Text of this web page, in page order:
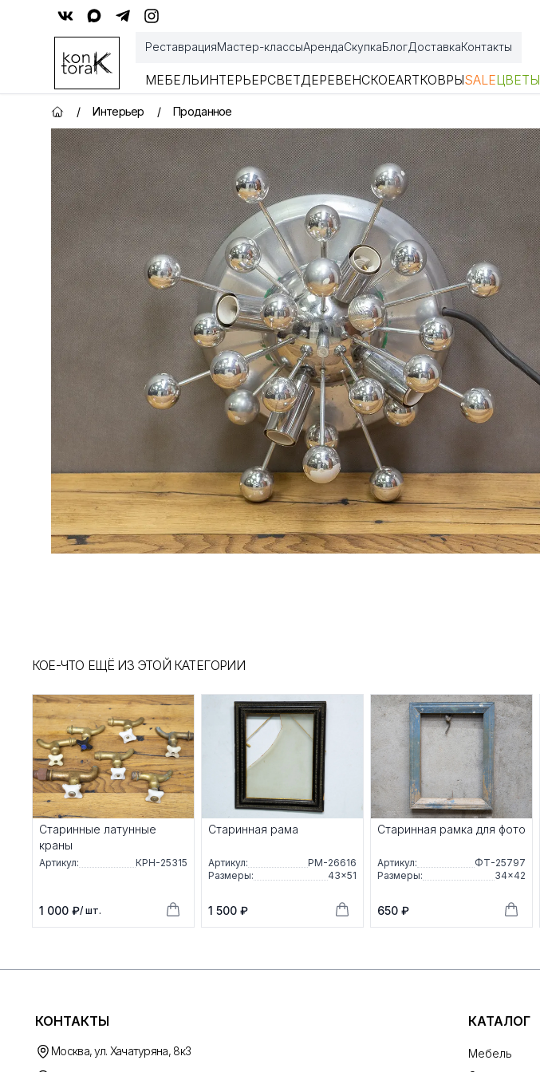
РеставрацияМастер-классыАрендаСкупкаБлогДоставкаКонтакты
МЕБЕЛЬИНТЕРЬЕРСВЕТДЕРЕВЕНСКОЕARTКОВРЫSALEЦВЕТЫ
Главная страница
/ Интерьер / Проданное
КОЕ-ЧТО ЕЩЁ ИЗ ЭТОЙ КАТЕГОРИИ
Старинные латунные
краны
Артикул: КРН-25315
1 000 ₽/ шт.
Старинная рама
Артикул:
РМ-26616
Размеры:
43×51
1 500 ₽
Старинная рамка для фото
Артикул:
ФТ-25797
Размеры:
34×42
650 ₽
КОНТАКТЫ
Москва, ул. Хачатуряна, 8к3
КАТАЛОГ
Мебель